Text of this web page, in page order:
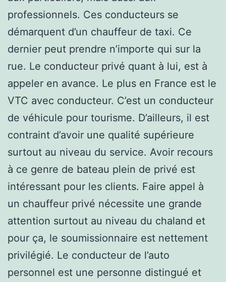
professionnels. Ces conducteurs se
démarquent d’un chauffeur de taxi. Ce
dernier peut prendre n’importe qui sur la
rue. Le conducteur privé quant à lui, est à
appeler en avance. Le plus en France est le
VTC avec conducteur. C’est un conducteur
de véhicule pour tourisme. D’ailleurs, il est
contraint d’avoir une qualité supérieure
surtout au niveau du service. Avoir recours
à ce genre de bateau plein de privé est
intéressant pour les clients. Faire appel à
un chauffeur privé nécessite une grande
attention surtout au niveau du chaland et
pour ça, le soumissionnaire est nettement
privilégié. Le conducteur de l’auto
personnel est une personne distingué et